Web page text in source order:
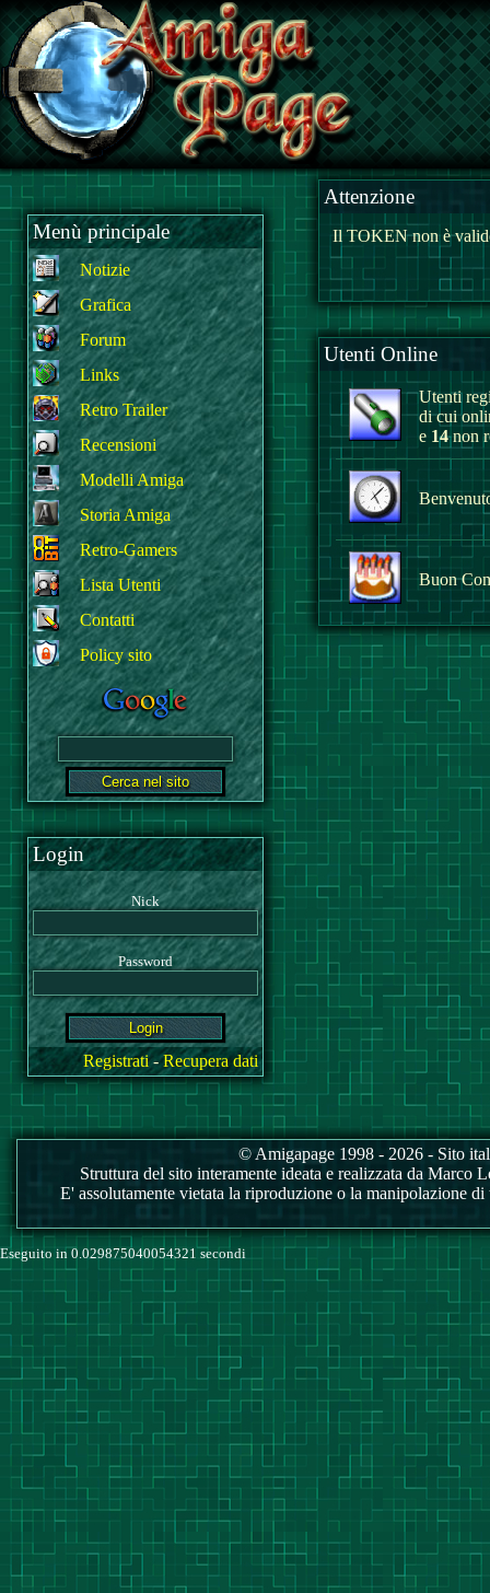
Menù principale
Notizie
Grafica
Forum
Links
Retro Trailer
Recensioni
Modelli Amiga
Storia Amiga
Retro-Gamers
Lista Utenti
Contatti
Policy sito
Login
Nick
Password
Registrati-Recupera dati
Attenzione
Il TOKEN non è
Utenti Online
Utenti
di cui
e 14non
Buon
© Amigapage 1998 - 2026 - Sito
Struttura del sito interamente ideata e realizzata da
E' assolutamente vietata la riproduzione o la manipolazione
Eseguito in 0.029875040054321 secondi